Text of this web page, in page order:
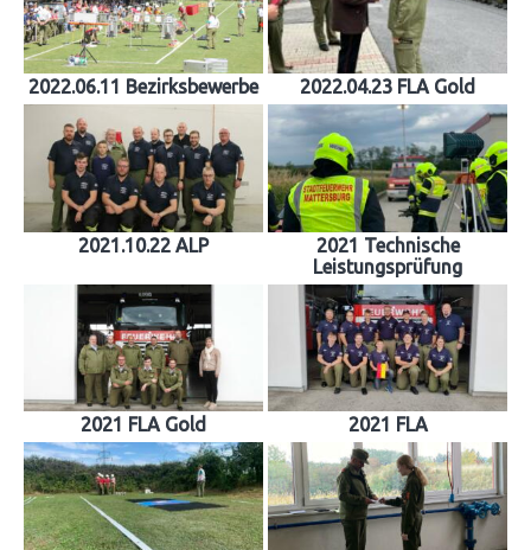
2022.06.11 Bezirksbewerbe 2022.04.23 FLA Gold
2021.10.22 ALP
2021 Technische
Leistungsprüfung
2021 FLA Gold 2021 FLA